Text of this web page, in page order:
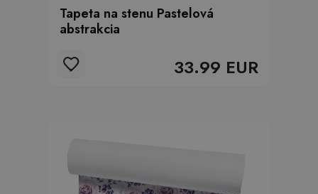
Tapeta na stenu Pastelová
abstrakcia
33.99 EUR